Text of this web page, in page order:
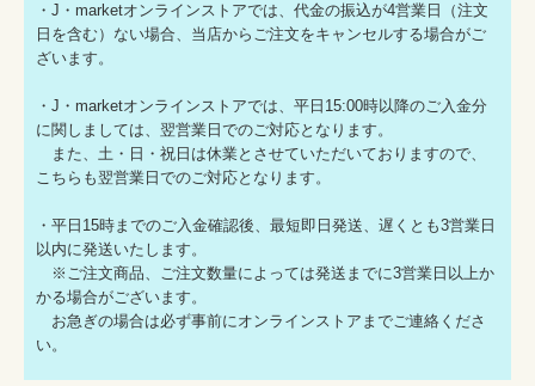
・J・marketオンラインストアでは、代金の振込が4営業日（注文
日を含む）ない場合、当店からご注文をキャンセルする場合がご
ざいます。
・J・marketオンラインストアでは、平日15:00時以降のご入金分
に関しましては、翌営業日でのご対応となります。
また、土・日・祝日は休業とさせていただいておりますので、
こちらも翌営業日でのご対応となります。
・平日15時までのご入金確認後、最短即日発送、遅くとも3営業日
以内に発送いたします。
※ご注文商品、ご注文数量によっては発送までに3営業日以上か
かる場合がございます。
お急ぎの場合は必ず事前にオンラインストアまでご連絡くださ
い。